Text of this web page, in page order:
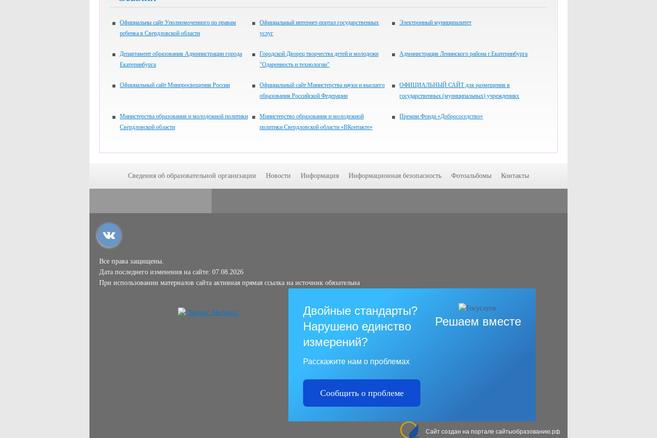
Официальны сайт Уполномоченного по правам
ребенка в Свердловской области
Официальный интернет-портал государственных
услуг
Электронный муниципалитет
Департамент образования Администрации города
Екатеринбурга
Городской Дворец творчества детей и молодежи
"Одаренность и технологии"
Администрация Ленинского района г.Екатеринбурга
Официальный сайт Минпросвещения России
Официальный сайт Министерства науки и высшего
образования Российской Федерации
ОФИЦИАЛЬНЫЙ САЙТ для размещения в
государственных (муниципальных) учреждениях
Министерства образования и молодежной политики
Свердловской области
Министерство образования и молодежной
политики Свердловской области «ВКонтакте»
Премии Фонда «Добрососедство»
Сведения об образовательной организации Новости Информация Информационная безопасность Фотоальбомы Контакты
Все права защищены.
Дата последнего изменения на сайте: 07.08.2026
При использовании материалов сайта активная прямая ссылка на источник обязательна
Решаем вместе
Двойные стандарты?
Нарушено единство
измерений?
Расскажите нам о проблемах
Сообщить о проблеме
Сайт создан на портале сайтыобразованию.рф